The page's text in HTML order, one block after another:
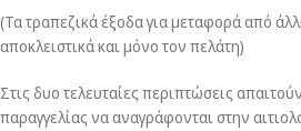
(Τα τραπεζικά έξοδα για μεταφορά από
αποκλειστικά και μόνο τον πελάτη)
Στις δυο τελευταίες περιπτώσεις
παραγγελίας να αναγράφονται στην